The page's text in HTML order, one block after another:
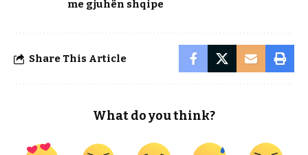
me gjuhën shqipe
Share This Article
What do you think?